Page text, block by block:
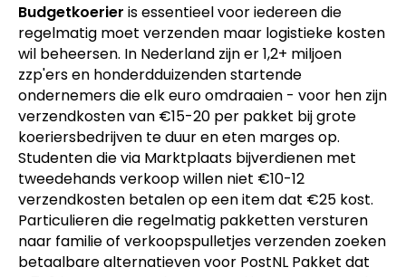
Budgetkoerier is essentieel voor iedereen die
regelmatig moet verzenden maar logistieke kosten
wil beheersen. In Nederland zijn er 1,2+ miljoen
zzp'ers en honderdduizenden startende
ondernemers die elk euro omdraaien - voor hen zijn
verzendkosten van €15-20 per pakket bij grote
koeriersbedrijven te duur en eten marges op.
Studenten die via Marktplaats bijverdienen met
tweedehands verkoop willen niet €10-12
verzendkosten betalen op een item dat €25 kost.
Particulieren die regelmatig pakketten versturen
naar familie of verkoopspulletjes verzenden zoeken
betaalbare alternatieven voor PostNL Pakket dat